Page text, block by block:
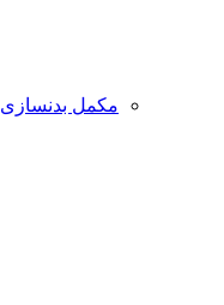
مکمل بدنسازی